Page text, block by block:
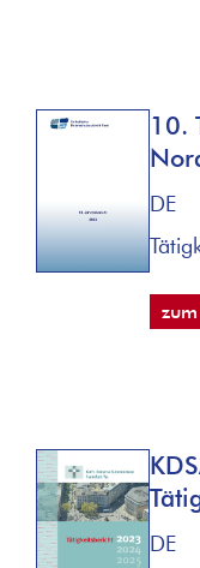
10.
DE
DE